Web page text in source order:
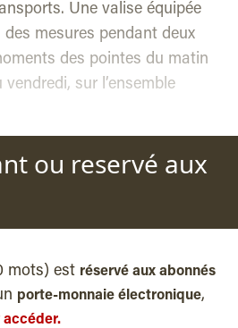
Une valise équipée
mesures pendant deux
des pointes du matin
sur l’ensemble
ou reservé aux
mots) est réservé aux abonnés
porte-monnaie électronique,
accéder.